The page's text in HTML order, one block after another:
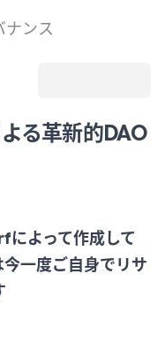
ナンス
る革新的DAO
よって作成して
一度ご自身でリサ